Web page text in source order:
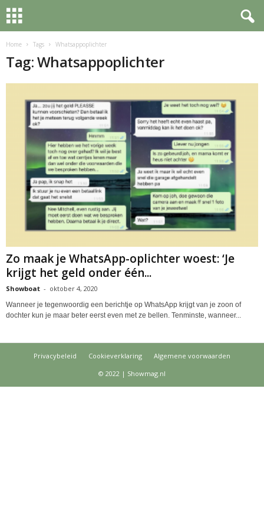
Home Tags Whatsappoplichter
Tag: Whatsappoplichter
Zo maak je WhatsApp-oplichter woest: ‘Je
krijgt het geld onder één...
Showboat - oktober 4, 2020
Wanneer je tegenwoordig een berichtje op WhatsApp krijgt van je zoon of
dochter kun je maar beter eerst even met ze bellen. Tenminste, wanneer...
Privacybeleid Cookieverklaring
Algemene voorwaarden
© 2022 | Showmag.nl